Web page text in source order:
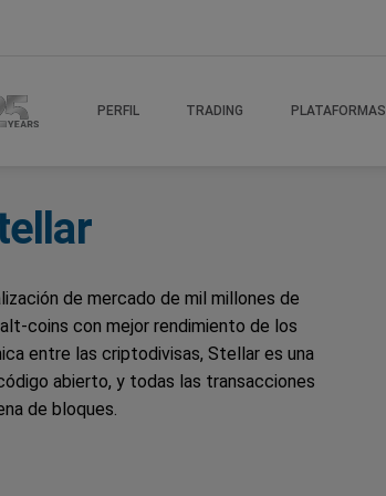
PERFIL TRADING PLATAFORMAS
de mercado de mil millones de
coins con mejor rendimiento de los
entre las criptodivisas, Stellar es una
abierto, y todas las transacciones
de bloques.